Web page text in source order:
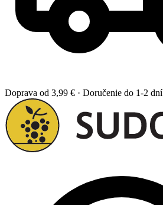
Doprava od 3,99 € · Doručenie do 1-2 dní